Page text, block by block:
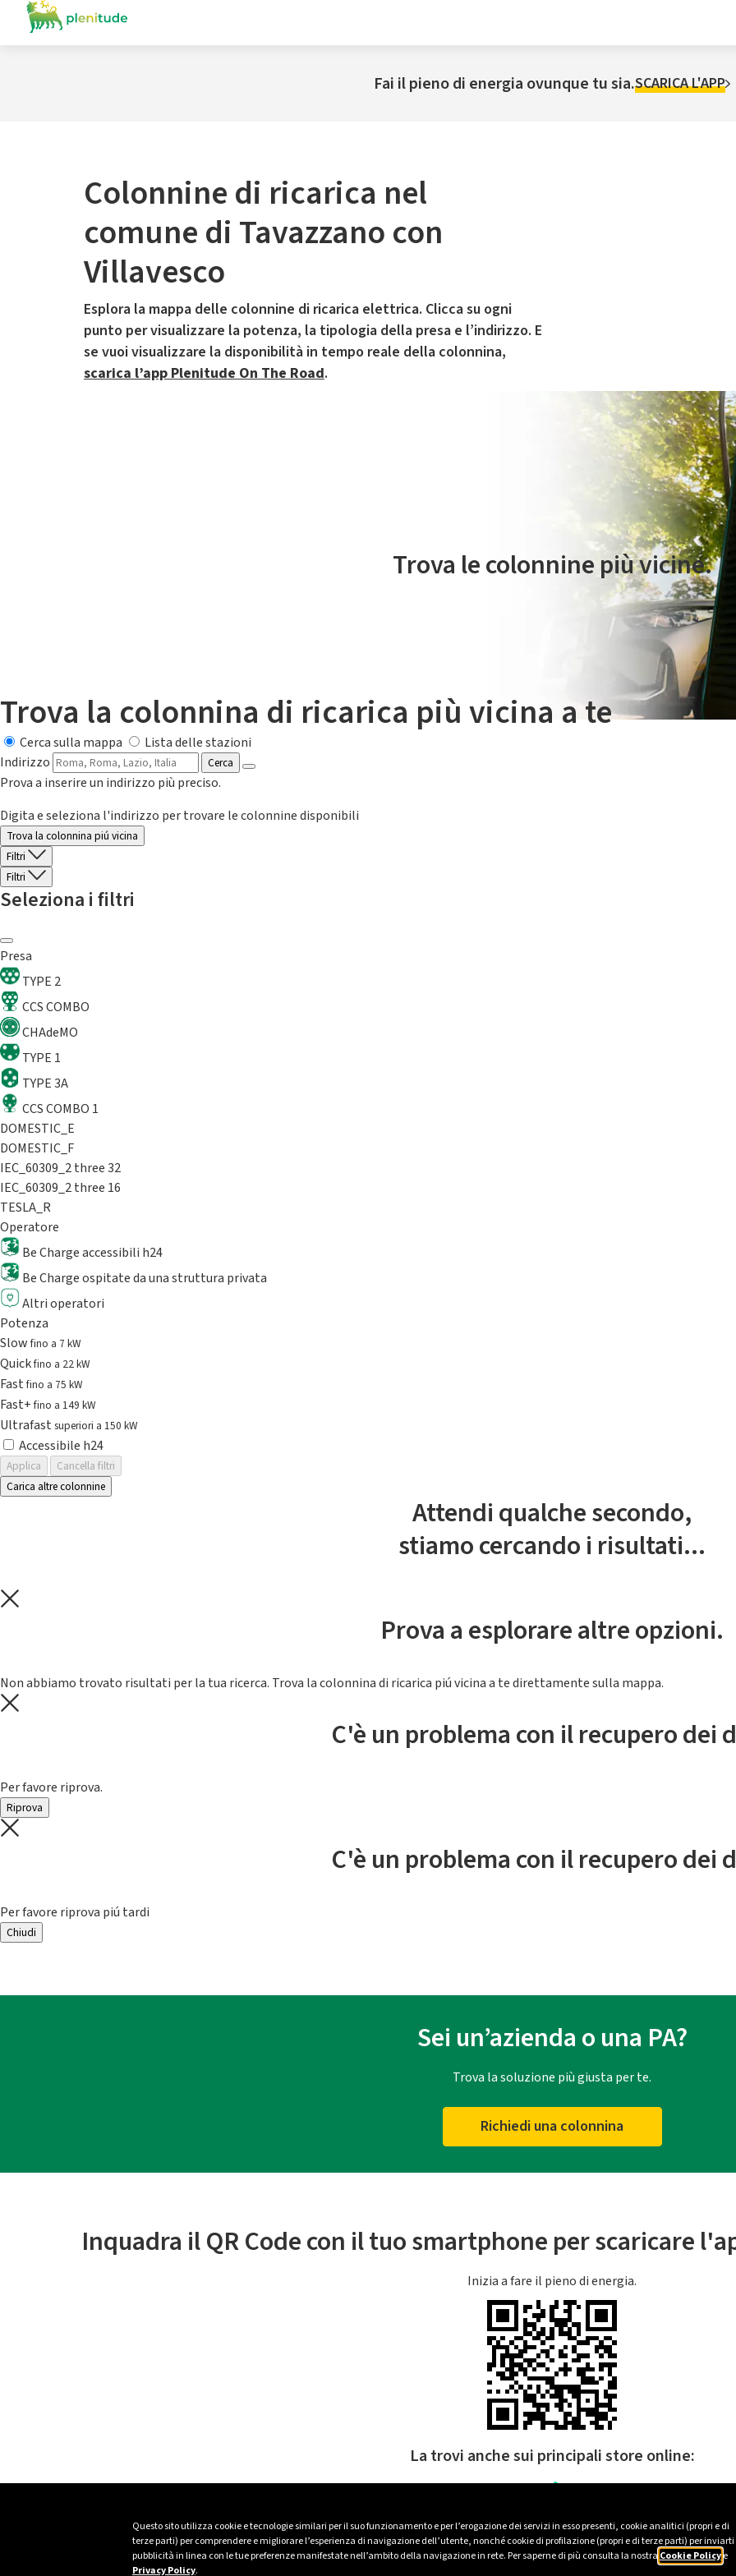
Questo sito utilizza cookie e tecnologie similari per il suo funzionamento e per l’erogazione dei servizi in esso presenti, cookie analitici (propri e di
terze parti) per comprendere e migliorare l’esperienza di navigazione dell’utente, nonché cookie di profilazione (propri e di terze parti) per inviarti
pubblicità in linea con le tue preferenze manifestate nell’ambito della navigazione in rete. Per saperne di più consulta la nostra Cookie Policye
Privacy Policy.
Fai il pieno di energia ovunque tu sia.SCARICA L'APP
Colonnine di ricarica nel
comune di Tavazzano con
Villavesco
Esplora la mappa delle colonnine di ricarica elettrica. Clicca su ogni
punto per visualizzare la potenza, la tipologia della presa e l’indirizzo. E
se vuoi visualizzare la disponibilità in tempo reale della colonnina,
scarica l’app Plenitude On The Road.
Il servizio di mobilità elettrica è gestito da Plenitude On The Road
Trova le colonnine più vicine.
Trova la colonnina di ricarica più vicina a te
Cerca sulla mappa
Lista delle stazioni
Indirizzo
Cerca
Prova a inserire un indirizzo più preciso.
Digita e seleziona l'indirizzo per trovare le colonnine disponibili
Trova la colonnina piú vicina
Filtri
Filtri
Seleziona i filtri
Presa
TYPE 2
CCS COMBO
CHAdeMO
TYPE 1
TYPE 3A
CCS COMBO 1
DOMESTIC_E
DOMESTIC_F
IEC_60309_2 three 32
IEC_60309_2 three 16
TESLA_R
Operatore
Be Charge accessibili h24
Be Charge ospitate da una struttura privata
Altri operatori
Potenza
Slowfino a 7 kW
Quickfino a 22 kW
Fastfino a 75 kW
Fast+fino a 149 kW
Ultrafast superiori a 150 kW
Accessibile h24
Applica
Cancella filtri
Carica altre colonnine
Attendi qualche secondo,
stiamo cercando i risultati...
Prova a esplorare altre opzioni.
Non abbiamo trovato risultati per la tua ricerca. Trova la colonnina di ricarica piú vicina a te direttamente sulla mappa.
C'è un problema con il recupero dei
Per favore riprova.
Riprova
C'è un problema con il recupero dei
Per favore riprova piú tardi
Chiudi
Sei un’azienda o una PA?
Trova la soluzione più giusta per te.
Richiedi una colonnina
Inquadra il QR Code con il tuo smartphone per scaricare
Inizia a fare il pieno di energia.
La trovi anche sui principali store online: